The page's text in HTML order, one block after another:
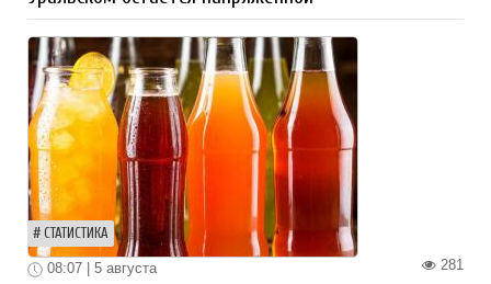
СТАТИСТИКА
281
08:07 | 5 августа